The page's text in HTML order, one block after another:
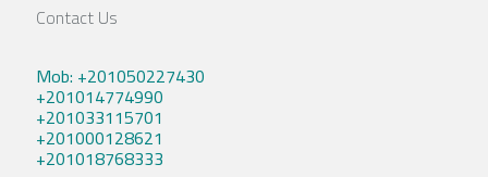
Contact Us
Mob: +201050227430
+201014774990
+201033115701
+201000128621
+201018768333